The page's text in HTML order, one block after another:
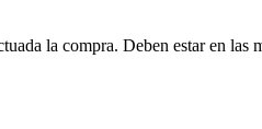
la compra. Deben estar en